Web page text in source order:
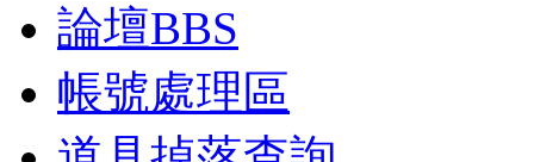
論壇BBS
帳號處理區